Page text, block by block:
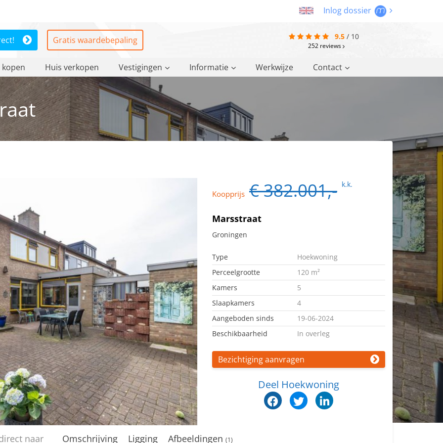
Inlog dossier
Gratis waardebepaling 9.5 / 10
252 reviews
Huis verkopen Vestigingen Informatie Werkwijze Contact
Koopprijs € 382.001,- k.k.
Marsstraat
Groningen
Type
Hoekwoning
Perceelgrootte
120 m²
Kamers
5
Slaapkamers
4
Aangeboden sinds
19-06-2024
Beschikbaarheid
In overleg
Bezichtiging aanvragen
Deel Hoekwoning
naar Omschrijving Ligging Afbeeldingen (1)